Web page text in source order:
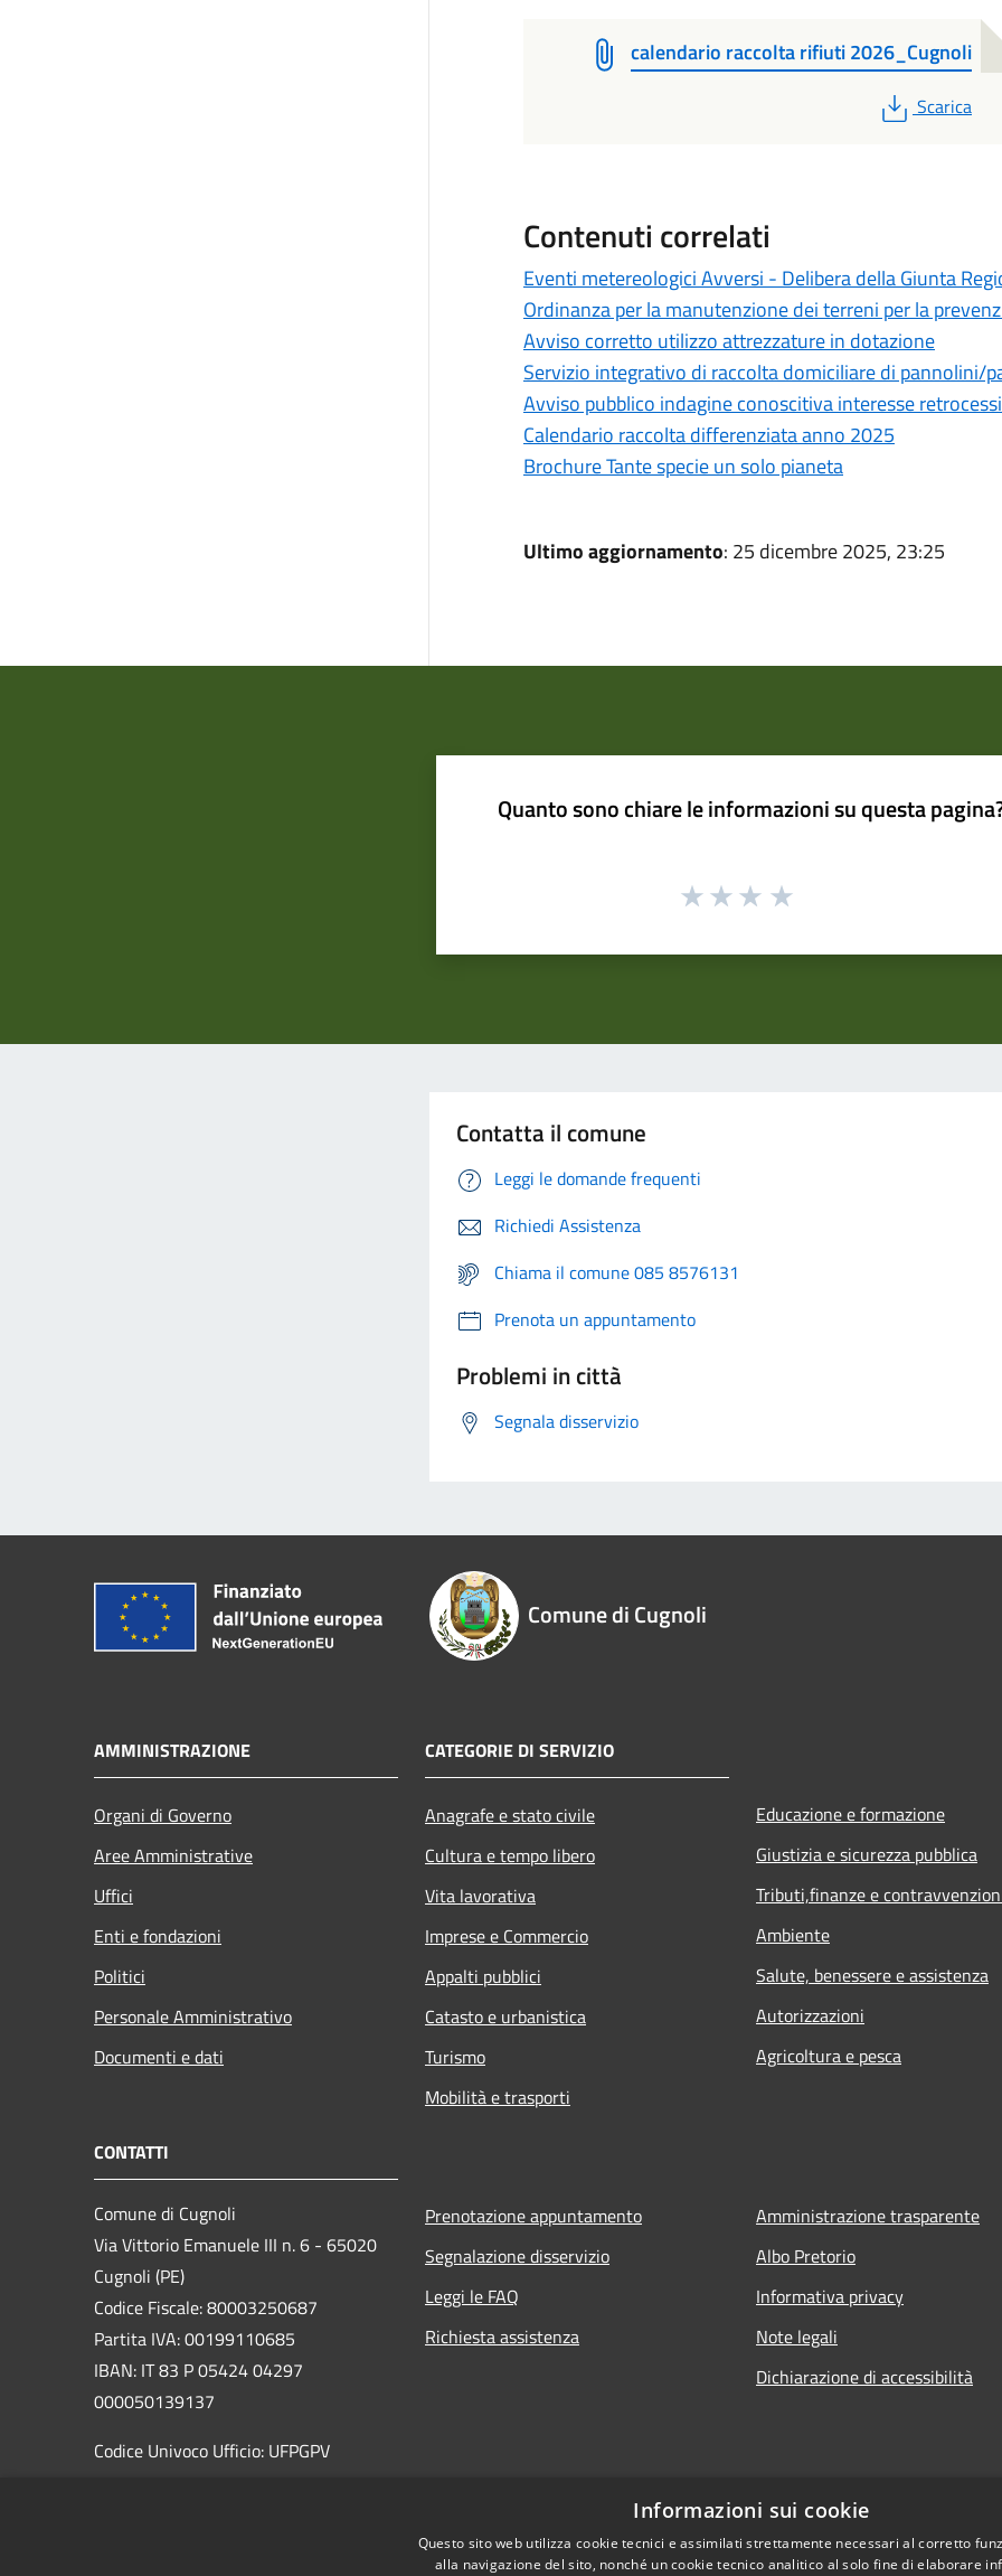
calendario raccolta rifiuti 2026_Cugnoli
PDF
Scarica
Contenuti correlati
Eventi metereologici Avversi - Delibera della Giunta
Ordinanza per la manutenzione dei terreni per la
Avviso corretto utilizzo attrezzature in dotazione
Servizio integrativo di raccolta domiciliare di pannolini/
Avviso pubblico indagine conoscitiva interesse
Calendario raccolta differenziata anno 2025
Brochure Tante specie un solo pianeta
Ultimo aggiornamento: 25 dicembre 2025, 23:25
Quanto sono chiare le informazioni su questa
Contatta il comune
Leggi le domande frequenti
Richiedi Assistenza
Chiama il comune 085 8576131
Prenota un appuntamento
Problemi in città
Segnala disservizio
Comune di Cugnoli
AMMINISTRAZIONE
Organi di Governo
Aree Amministrative
Uffici
Enti e fondazioni
Politici
Personale Amministrativo
Documenti e dati
CATEGORIE DI SERVIZIO
Anagrafe e stato civile
Cultura e tempo libero
Vita lavorativa
Imprese e Commercio
Appalti pubblici
Catasto e urbanistica
Turismo
Mobilità e trasporti
Educazione e formazione
Giustizia e sicurezza pubblica
Tributi,finanze e
Ambiente
Salute, benessere e assistenza
Autorizzazioni
Agricoltura e pesca
CONTATTI
Comune di Cugnoli
Via Vittorio Emanuele III n. 6 - 65020
Cugnoli (PE)
Codice Fiscale: 80003250687
Partita IVA: 00199110685
IBAN: IT 83 P 05424 04297
000050139137
Codice Univoco Ufficio: UFPGPV
Prenotazione appuntamento
Segnalazione disservizio
Leggi le FAQ
Richiesta assistenza
Amministrazione trasparente
Albo Pretorio
Informativa privacy
Note legali
Dichiarazione di accessibilità
Informazioni sui cookie
Questo sito web utilizza cookie tecnici e assimilati strettamente necessari al corretto
alla navigazione del sito, nonché un cookie tecnico analitico al solo fine di elaborare